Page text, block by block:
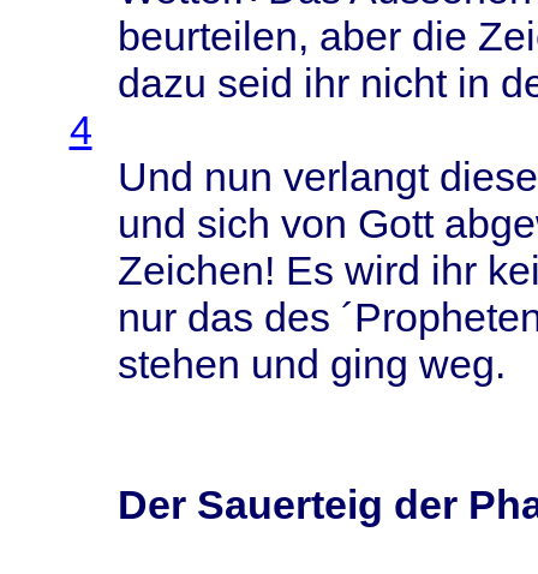
beurteilen, aberdie
dazu seid ihr nichtin
4
Und nun verlangt diese
und sich von Gott
Zeichen! Es wird ihr
nur das des ´
stehen und ging weg.
Der Sauerteig der